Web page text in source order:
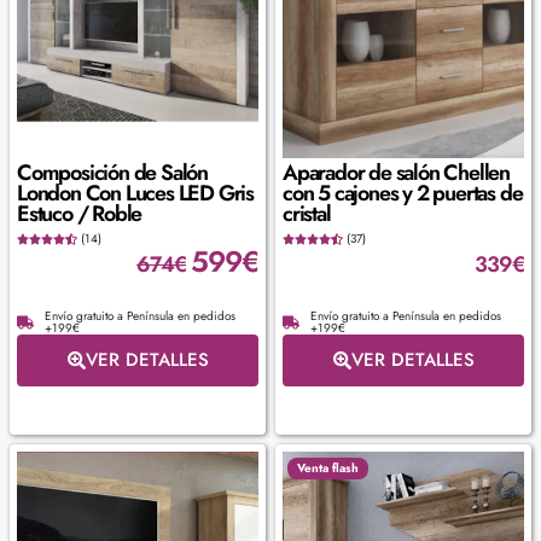
Composición de Salón
London Con Luces LED Gris
Estuco / Roble
(14)
674€599€
Envío gratuito a Península en pedidos
+199€
VER DETALLES
Aparador de salón Chellen
con 5 cajones y 2 puertas de
cristal
(37)
339€
Envío gratuito a Península en pedidos
+199€
VER DETALLES
Venta flash